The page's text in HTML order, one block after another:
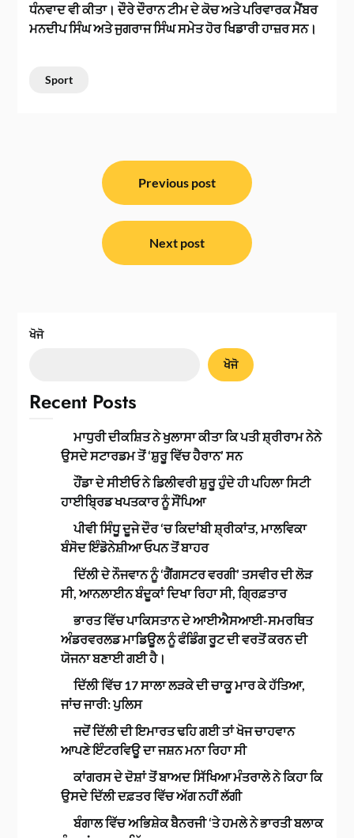
ਧੰਨਵਾਦ ਵੀ ਕੀਤਾ। ਦੌਰੇ ਦੌਰਾਨ ਟੀਮ ਦੇ ਕੋਚ ਅਤੇ ਪਰਿਵਾਰਕ ਮੈਂਬਰ
ਮਨਦੀਪ ਸਿੰਘ ਅਤੇ ਜੁਗਰਾਜ ਸਿੰਘ ਸਮੇਤ ਹੋਰ ਖਿਡਾਰੀ ਹਾਜ਼ਰ ਸਨ।
Sport
Previous post
Next post
ਖੋਜੋ
ਖੋਜੋ
Recent Posts
ਮਾਧੁਰੀ ਦੀਕਸ਼ਿਤ ਨੇ ਖੁਲਾਸਾ ਕੀਤਾ ਕਿ ਪਤੀ ਸ਼੍ਰੀਰਾਮ ਨੇਨੇ
ਉਸਦੇ ਸਟਾਰਡਮ ਤੋਂ ‘ਸ਼ੁਰੂ ਵਿੱਚ ਹੈਰਾਨ’ ਸਨ
ਹੌਂਡਾ ਦੇ ਸੀਈਓ ਨੇ ਡਿਲੀਵਰੀ ਸ਼ੁਰੂ ਹੁੰਦੇ ਹੀ ਪਹਿਲਾ ਸਿਟੀ
ਹਾਈਬ੍ਰਿਡ ਖਪਤਕਾਰ ਨੂੰ ਸੌਂਪਿਆ
ਪੀਵੀ ਸਿੰਧੂ ਦੂਜੇ ਦੌਰ ‘ਚ ਕਿਦਾਂਬੀ ਸ਼੍ਰੀਕਾਂਤ, ਮਾਲਵਿਕਾ
ਬੰਸੋਦ ਇੰਡੋਨੇਸ਼ੀਆ ਓਪਨ ਤੋਂ ਬਾਹਰ
ਦਿੱਲੀ ਦੇ ਨੌਜਵਾਨ ਨੂੰ ‘ਗੈਂਗਸਟਰ ਵਰਗੀ’ ਤਸਵੀਰ ਦੀ ਲੋੜ
ਸੀ, ਆਨਲਾਈਨ ਬੰਦੂਕਾਂ ਦਿਖਾ ਰਿਹਾ ਸੀ, ਗ੍ਰਿਫ਼ਤਾਰ
ਭਾਰਤ ਵਿੱਚ ਪਾਕਿਸਤਾਨ ਦੇ ਆਈਐਸਆਈ-ਸਮਰਥਿਤ
ਅੰਡਰਵਰਲਡ ਮਾਡਿਊਲ ਨੂੰ ਫੰਡਿੰਗ ਰੂਟ ਦੀ ਵਰਤੋਂ ਕਰਨ ਦੀ
ਯੋਜਨਾ ਬਣਾਈ ਗਈ ਹੈ।
ਦਿੱਲੀ ਵਿੱਚ 17 ਸਾਲਾ ਲੜਕੇ ਦੀ ਚਾਕੂ ਮਾਰ ਕੇ ਹੱਤਿਆ,
ਜਾਂਚ ਜਾਰੀ: ਪੁਲਿਸ
ਜਦੋਂ ਦਿੱਲੀ ਦੀ ਇਮਾਰਤ ਢਹਿ ਗਈ ਤਾਂ ਖੋਜ ਚਾਹਵਾਨ
ਆਪਣੇ ਇੰਟਰਵਿਊ ਦਾ ਜਸ਼ਨ ਮਨਾ ਰਿਹਾ ਸੀ
ਕਾਂਗਰਸ ਦੇ ਦੋਸ਼ਾਂ ਤੋਂ ਬਾਅਦ ਸਿੱਖਿਆ ਮੰਤਰਾਲੇ ਨੇ ਕਿਹਾ ਕਿ
ਉਸਦੇ ਦਿੱਲੀ ਦਫ਼ਤਰ ਵਿੱਚ ਅੱਗ ਨਹੀਂ ਲੱਗੀ
ਬੰਗਾਲ ਵਿੱਚ ਅਭਿਸ਼ੇਕ ਬੈਨਰਜੀ ‘ਤੇ ਹਮਲੇ ਨੇ ਭਾਰਤੀ ਬਲਾਕ